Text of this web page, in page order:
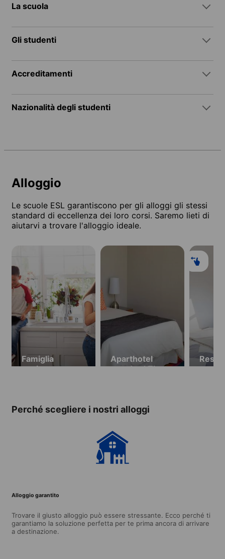
La scuola
Gli studenti
Accreditamenti
Nazionalità degli studenti
Alloggio
Le scuole ESL garantiscono per gli alloggi gli stessi
standard di eccellenza dei loro corsi. Saremo lieti di
aiutarvi a trovare l'alloggio ideale.
Famiglia
ospitante
Aparthotel
standard The
Perché scegliere i nostri alloggi
Alloggio garantito
Trovare il giusto alloggio può essere stressante. Ecco perché ti
garantiamo la soluzione perfetta per te prima ancora di arrivare
a destinazione.